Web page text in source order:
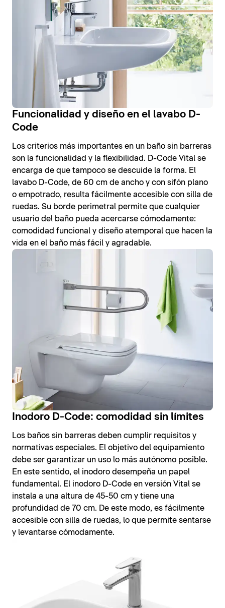
Funcionalidad y diseño en el lavabo D-
Code
Los criterios más importantes en un baño sin barreras
son la funcionalidad y la flexibilidad. D-Code Vital se
encarga de que tampoco se descuide la forma. El
lavabo D-Code, de 60 cm de ancho y con sifón plano
o empotrado, resulta fácilmente accesible con silla de
ruedas. Su borde perimetral permite que cualquier
usuario del baño pueda acercarse cómodamente:
comodidad funcional y diseño atemporal que hacen la
vida en el baño más fácil y agradable.
Inodoro D-Code: comodidad sin límites
Los baños sin barreras deben cumplir requisitos y
normativas especiales. El objetivo del equipamiento
debe ser garantizar un uso lo más autónomo posible.
En este sentido, el inodoro desempeña un papel
fundamental. El inodoro D-Code en versión Vital se
instala a una altura de 45-50 cm y tiene una
profundidad de 70 cm. De este modo, es fácilmente
accesible con silla de ruedas, lo que permite sentarse
y levantarse cómodamente.